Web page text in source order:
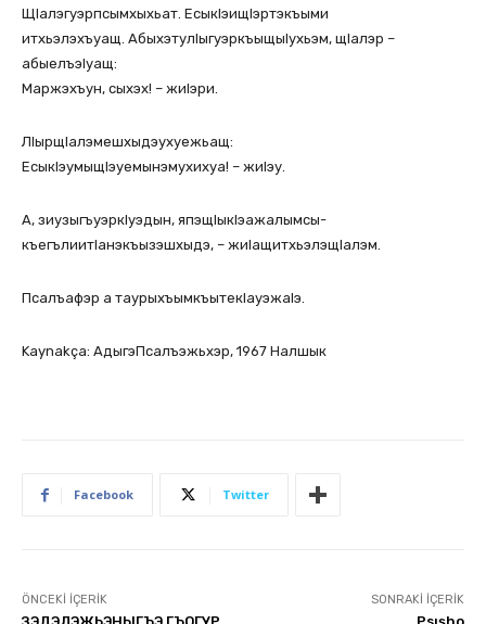
ЩIалэгуэрпсымхыхьат. ЕсыкIэищIэртэкъыми
итхьэлэхъуащ. АбыхэтулIыгуэркъыщыIухьэм, щIалэр –
абыелъэIуащ:
Маржэхъун, сыхэх! – жиIэри.
ЛIырщIалэмешхыдэухуежьащ:
ЕсыкIэумыщIэуемынэмухихуа! – жиIэу.
А, зиузыгъуэркIуэдын, япэщIыкIэажалымсы-
къегълиитIанэкъызэшхыдэ, – жиIащитхьэлэщIалэм.
Псалъафэр а таурыхъымкъытекIауэжаIэ.
Kaynakça: АдыгэПсалъэжьхэр, 1967 Налшык
Facebook Twitter
ÖNCEKI İÇERIK SONRAKI İÇERIK